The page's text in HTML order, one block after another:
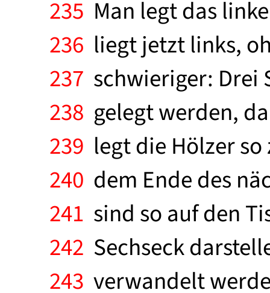
235 Man legt das
236 liegt jetzt links,
237 schwieriger: Drei
238 gelegt werden,
239 legt die Hölzer
240 dem Ende des
241 sind so auf den
242 Sechseck
243 verwandelt